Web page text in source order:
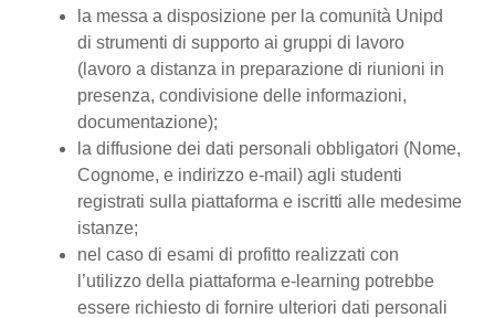
la messa a disposizione per la comunità Unipd
di strumenti di supporto ai gruppi di lavoro
(lavoro a distanza in preparazione di riunioni in
presenza, condivisione delle informazioni,
documentazione);
la diffusione dei dati personali obbligatori (Nome,
Cognome, e indirizzo e-mail) agli studenti
registrati sulla piattaforma e iscritti alle medesime
istanze;
nel caso di esami di profitto realizzati con
l’utilizzo della piattaforma e-learning potrebbe
essere richiesto di fornire ulteriori dati personali